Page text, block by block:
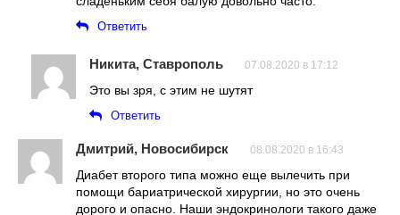
Ответить
Никита, Ставрополь 07.08.2020 в 17:12
Это вы зря, с этим не шутят
Ответить
Дмитрий, Новосибирск 08.08.2020 в 16:43
Диабет второго типа можно еще вылечить при
помощи бариатрической хирургии, но это очень
дорого и опасно. Наши эндокринологи такого даже